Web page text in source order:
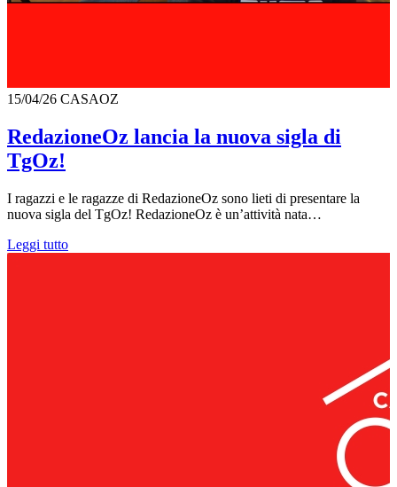
15/04/26 CASAOZ
RedazioneOz lancia la nuova sigla di
TgOz!
I ragazzi e le ragazze di RedazioneOz sono lieti di presentare la
nuova sigla del TgOz! RedazioneOz è un’attività nata…
Leggi tutto